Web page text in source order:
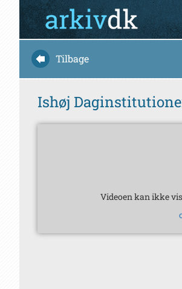
Tilbage
Ishøj
Videoen kan ikke